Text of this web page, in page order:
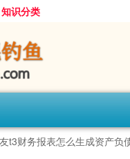
知识分类
t3财务报表怎么生成资产负